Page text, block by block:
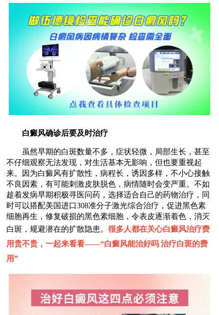
白癜风确诊后要及时治疗
虽然早期的白斑数量不多，症状轻微，局部生长，甚至
不仔细观察无法发现，对生活基本无影响，但也要重视起
来。因为白癜风有扩散性，病程长，诱因多样，不小心接触
不良因素，有可能刺激皮肤脱色，病情随时会变严重。不如
趁着发病早期积极寻医问药，选择适合自己的药物治疗，同
时可以搭配美国进口308准分子激光综合治疗，促进黑色素
细胞再生，修复破损的黑色素细胞，令表皮逐渐着色，消灭
白斑，规避潜在的扩散隐患。很多人都在关心白癜风治疗费
用贵不贵，一起来看看——“白癜风能治好吗 治疗白斑的费
用”